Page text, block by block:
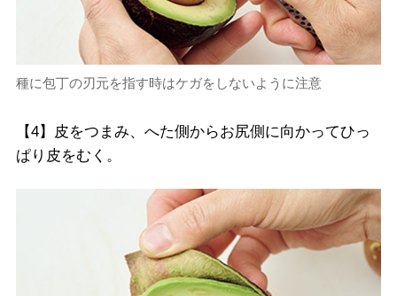
種に包丁の刃元を指す時はケガをしないように注意
【4】皮をつまみ、へた側からお尻側に向かってひっ
ぱり皮をむく。